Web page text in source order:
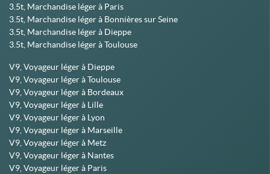
3.5t, Marchandise léger à Paris
3.5t, Marchandise léger à Bonnières sur Seine
3.5t, Marchandise léger à Dieppe
3.5t, Marchandise léger à Toulouse
V9, Voyageur léger à Dieppe
V9, Voyageur léger à Toulouse
V9, Voyageur léger à Bordeaux
V9, Voyageur léger à Lille
V9, Voyageur léger à Lyon
V9, Voyageur léger à Marseille
V9, Voyageur léger à Metz
V9, Voyageur léger à Nantes
V9, Voyageur léger à Paris